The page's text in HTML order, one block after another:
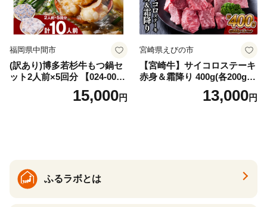
福岡県中間市
(訳あり)博多若杉牛もつ鍋セ
ット2人前×5回分 【024-002
15,000円
宮崎県えびの市
【宮崎牛】サイコロステーキ
赤身＆霜降り 400g(各200g×
１P 計2P) 真空パック 冷凍
13,000円
ふるラボとは